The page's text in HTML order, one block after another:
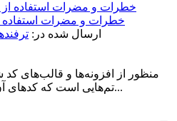
خطرات و مضرات استفاده
ارسال شده در:
منظور از افزونه‌ها و قالب‌های
تم‌هایی است که کدهای آن‌ها به صورت رمزگذاری شده...